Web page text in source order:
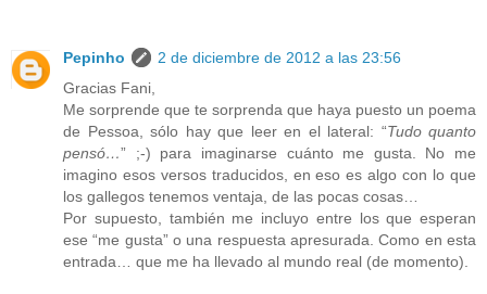
Pepinho
2 de diciembre de 2012 a las 23:56
Gracias Fani,
Me sorprende que te sorprenda que haya puesto un poema
de Pessoa, sólo hay que leer en el lateral: “Tudo quanto
pensó…” ;-) para imaginarse cuánto me gusta. No me
imagino esos versos traducidos, en eso es algo con lo que
los gallegos tenemos ventaja, de las pocas cosas…
Por supuesto, también me incluyo entre los que esperan
ese “me gusta” o una respuesta apresurada. Como en esta
entrada… que me ha llevado al mundo real (de momento).